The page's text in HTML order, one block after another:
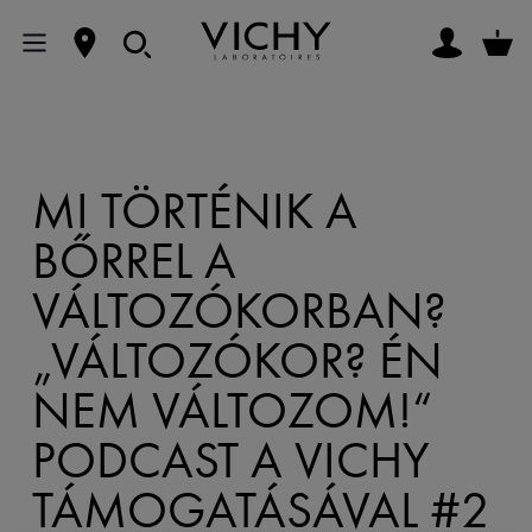
MI TÖRTÉNIK A
BŐRREL A
VÁLTOZÓKORBAN?
„VÁLTOZÓKOR? ÉN
NEM VÁLTOZOM!“
PODCAST A VICHY
TÁMOGATÁSÁVAL #2